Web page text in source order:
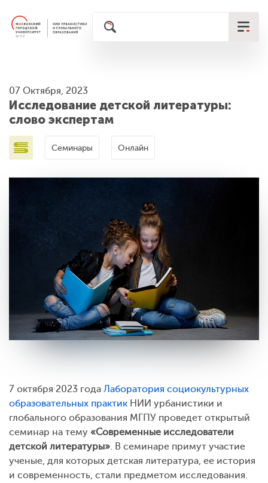
07 Октября, 2023
Исследование детской литературы:
слово экспертам
Семинары Онлайн
7 октября 2023 года Лаборатория социокультурных
образовательных практик НИИ урбанистики и
глобального образования МГПУ проведет открытый
семинар на тему «Современные исследователи
детской литературы». В семинаре примут участие
ученые, для которых детская литература, ее история
и современность, стали предметом исследования.